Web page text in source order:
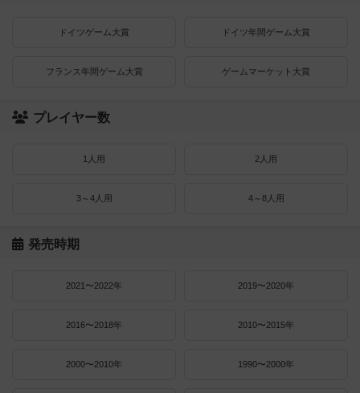
ドイツゲーム大賞 ドイツ年間ゲーム大賞
フランス年間ゲーム大賞 ゲームマーケット大賞
プレイヤー数
1人用 2人用
3～4人用 4～8人用
発売時期
2021〜2022年 2019〜2020年
2016〜2018年 2010〜2015年
2000〜2010年 1990〜2000年